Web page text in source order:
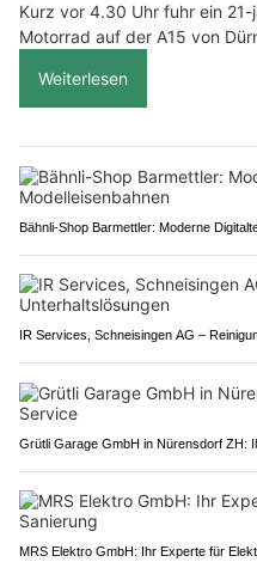
Kurz vor 4.30 Uhr fuhr ein
Motorrad auf der A15 von
Weiterlesen
Bähnli-Shop Barmettler: Moderne
IR Services, Schneisingen AG –
Grütli Garage GmbH in Nürensdorf ZH:
MRS Elektro GmbH: Ihr Experte für